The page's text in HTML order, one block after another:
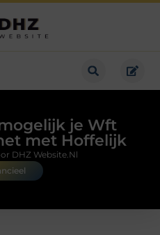
je Wft
met Hoffelijk
DHZ Website.nl